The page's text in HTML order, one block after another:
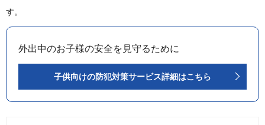
す。
外出中のお子様の安全を見守るために
子供向けの防犯対策サービス詳細はこちら